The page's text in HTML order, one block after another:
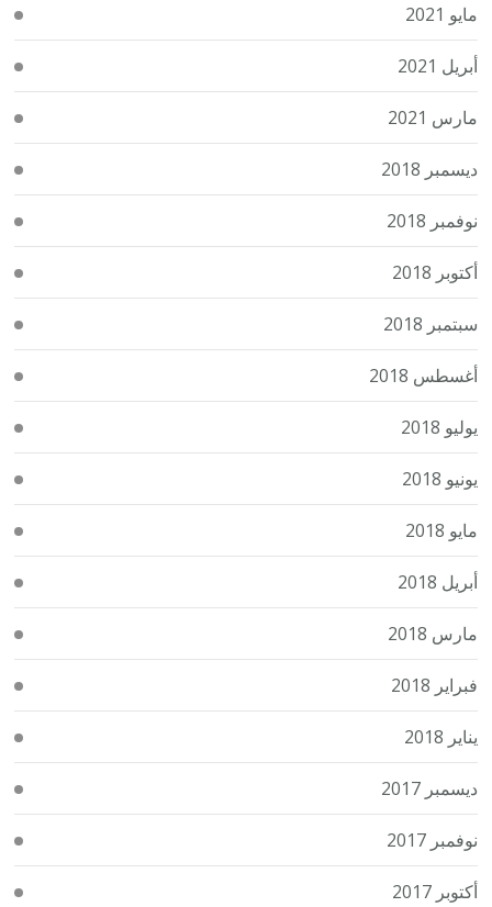
مايو 2021
أبريل 2021
مارس 2021
ديسمبر 2018
نوفمبر 2018
أكتوبر 2018
سبتمبر 2018
أغسطس 2018
يوليو 2018
يونيو 2018
مايو 2018
أبريل 2018
مارس 2018
فبراير 2018
يناير 2018
ديسمبر 2017
نوفمبر 2017
أكتوبر 2017